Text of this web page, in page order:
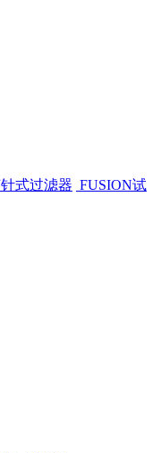
式过滤器 FUSION试